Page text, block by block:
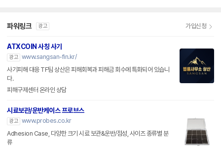
파워링크 광고 가입신청
ATXCOIN 사칭 사기
광고 www.sangsan-fin.kr/
사기피해 대응 TF팀 상산은 피해회복과 피해금 회수에 특화되어 있습니
다.
피해구제센터 온라인 상담
시료보관/운반케이스 프로브스
광고 www.probes.co.kr
Adhesion Case, 다양한 크기 시료 보관&운반/점성, 사이즈 종류별 분
류